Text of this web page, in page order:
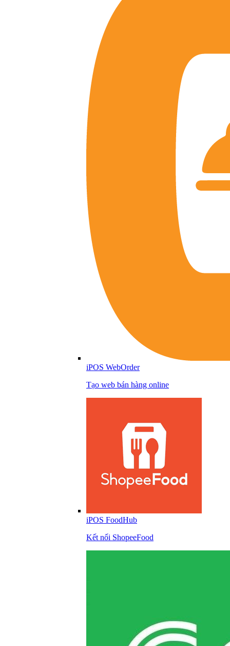
iPOS WebOrder
Tạo web bán hàng online
iPOS FoodHub
Kết nối ShopeeFood